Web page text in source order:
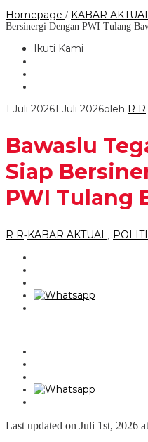
Homepage / KABAR
Bersinergi Dengan PWI Tulang
Ikuti Kami
1 Juli 20261 Juli 2026oleh R R
Bawaslu
Siap
PWI Tulang
R R-KABAR AKTUAL
Last updated on Juli 1st, 2026